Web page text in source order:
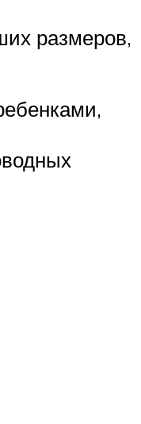
размеров,